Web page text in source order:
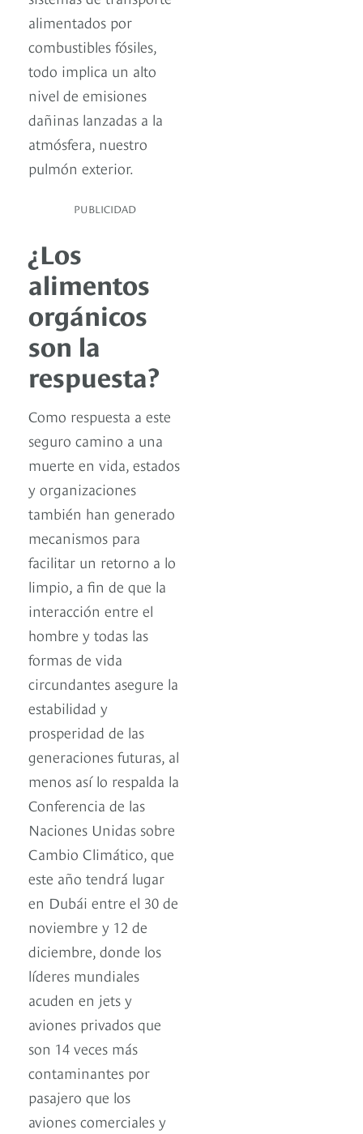
alimentados por
combustibles fósiles,
todo implica un alto
nivel de emisiones
dañinas lanzadas a la
atmósfera, nuestro
pulmón exterior.
PUBLICIDAD
¿Los
alimentos
orgánicos
son la
respuesta?
Como respuesta a este
seguro camino a una
muerte en vida, estados
y organizaciones
también han generado
mecanismos para
facilitar un retorno a lo
limpio, a fin de que la
interacción entre el
hombre y todas las
formas de vida
circundantes asegure la
estabilidad y
prosperidad de las
generaciones futuras, al
menos así lo respalda la
Conferencia de las
Naciones Unidas sobre
Cambio Climático, que
este año tendrá lugar
en Dubái entre el 30 de
noviembre y 12 de
diciembre, donde los
líderes mundiales
acuden en jets y
aviones privados que
son 14 veces más
contaminantes por
pasajero que los
aviones comerciales y